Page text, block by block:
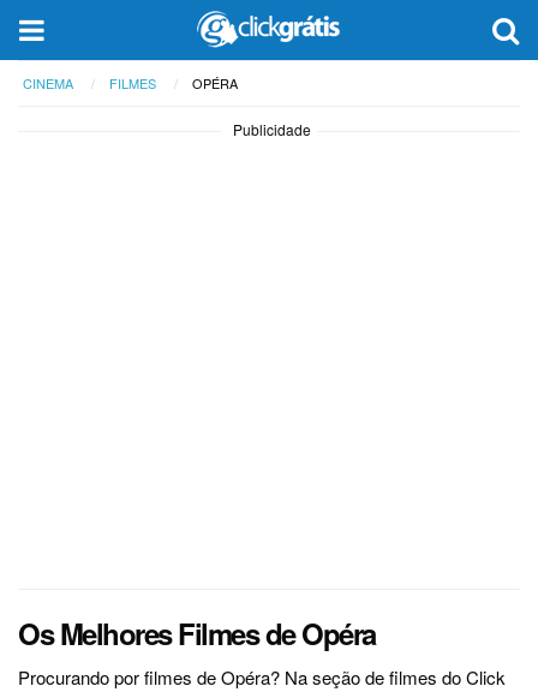
CINEMA FILMES OPÉRA
Publicidade
Os Melhores Filmes de Opéra
Procurando por filmes de Opéra? Na seção de filmes do Click